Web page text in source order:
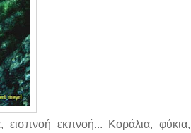
εκπνοή... Κοράλια, φύκια,